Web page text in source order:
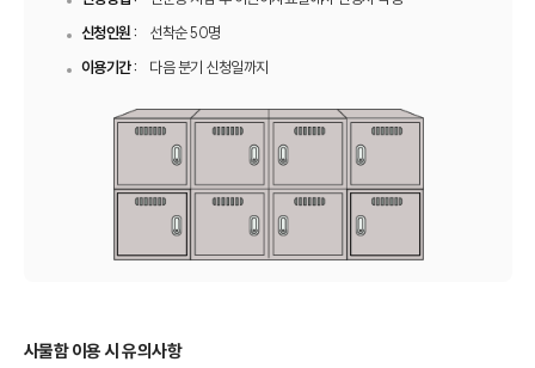
신청인원 :
선착순 50명
이용기간 :
다음 분기 신청일까지
사물함 이용 시 유의사항